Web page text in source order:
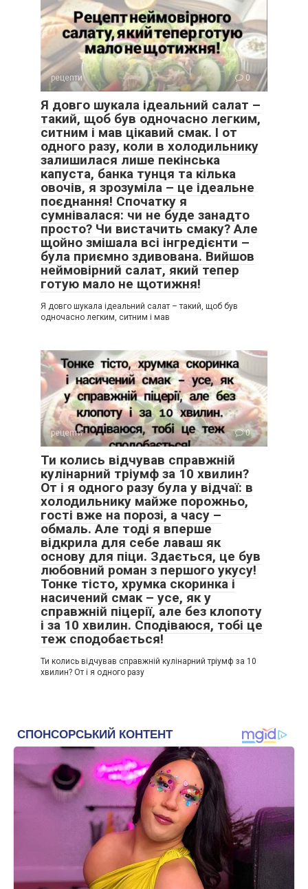
рецепти 0
Я довго шукала ідеальний салат –
такий, щоб був одночасно легким,
ситним і мав цікавий смак. І от
одного разу, коли в холодильнику
залишилася лише пекінська
капуста, банка тунця та кілька
овочів, я зрозуміла – це ідеальне
поєднання! Спочатку я
сумнівалася: чи не буде занадто
просто? Чи вистачить смаку? Але
щойно змішала всі інгредієнти –
була приємно здивована. Вийшов
неймовірний салат, який тепер
готую мало не щотижня!
Я довго шукала ідеальний салат – такий, щоб був
одночасно легким, ситним і мав
рецепти 0
Ти колись відчував справжній
кулінарний тріумф за 10 хвилин?
От і я одного разу була у відчаї: в
холодильнику майже порожньо,
гості вже на порозі, а часу –
обмаль. Але тоді я вперше
відкрила для себе лаваш як
основу для піци. Здається, це був
любовний роман з першого укусу!
Тонке тісто, хрумка скоринка і
насичений смак – усе, як у
справжній піцерії, але без клопоту
і за 10 хвилин. Сподіваюся, тобі це
теж сподобається!
Ти колись відчував справжній кулінарний тріумф за 10
хвилин? От і я одного разу